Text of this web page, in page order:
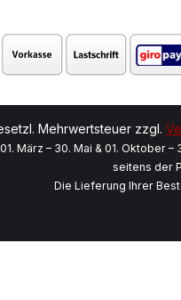
Mehrwertsteuer zzgl.
März – 30. Mai & 01. Oktober
seitens der
Die Lieferung Ihrer